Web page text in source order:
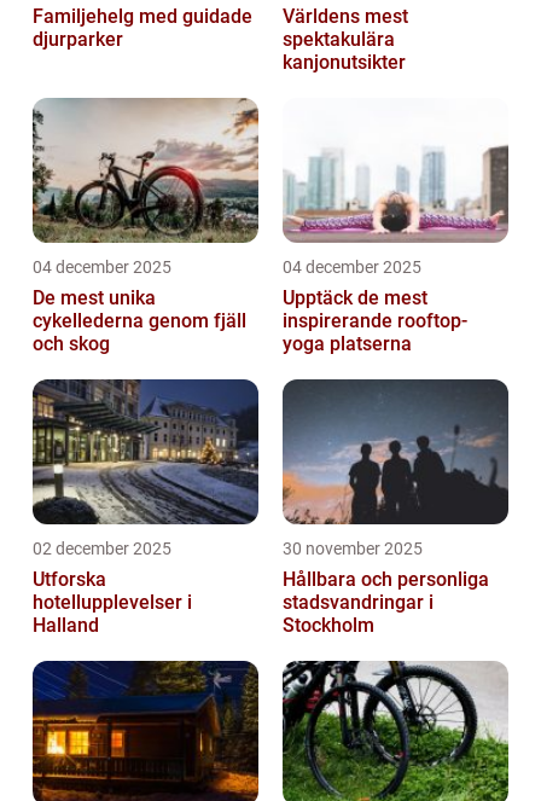
Familjehelg med guidade
djurparker
Världens mest
spektakulära
kanjonutsikter
04 december 2025
De mest unika
cykellederna genom fjäll
och skog
04 december 2025
Upptäck de mest
inspirerande rooftop-
yoga platserna
02 december 2025
Utforska
hotellupplevelser i
Halland
30 november 2025
Hållbara och personliga
stadsvandringar i
Stockholm